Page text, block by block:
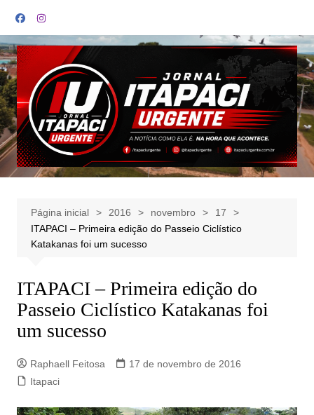
para
o
conteúdo
Página inicial 2016 novembro
17
ITAPACI – Primeira edição do Passeio Ciclístico
Katakanas foi um sucesso
ITAPACI – Primeira edição do
Passeio Ciclístico Katakanas foi
um sucesso
Raphaell Feitosa
17 de novembro de 2016
Itapaci